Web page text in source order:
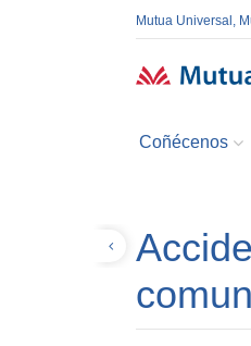
Mutua Universal,
Coñécenos